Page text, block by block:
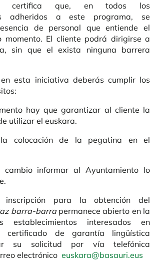
certifica que, en todos los
adheridos a este programa, se
de personal que entiende el
momento. El cliente podrá dirigirse a
sin que el exista ninguna barrera
esta iniciativa deberás cumplir los
hay que garantizar al cliente la
utilizar el euskara.
la colocación de la pegatina en el
cambio informar al Ayuntamiento lo
para la obtención del
barra-barrapermanece abierto en la
establecimientos interesados en
certificado de garantía lingüística
su solicitud por vía telefónica
electrónico euskara@basauri.eus